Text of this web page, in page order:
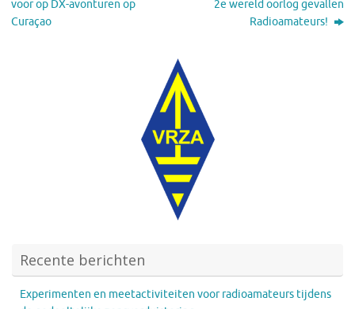
voor op DX-avonturen op
Curaçao
2e wereld oorlog gevallen
Radioamateurs!
Recente berichten
Experimenten en meetactiviteiten voor radioamateurs tijdens